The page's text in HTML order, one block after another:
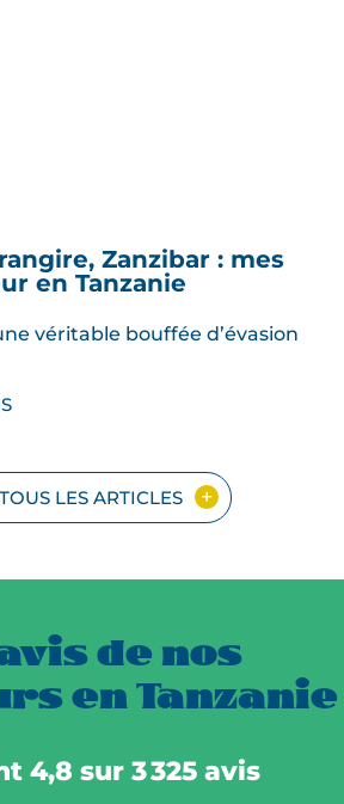
Zanzibar : mes
en Tanzanie
véritable bouffée d’évasion
LES ARTICLES
de nos
en Tanzanie
4,8 sur 3 325 avis